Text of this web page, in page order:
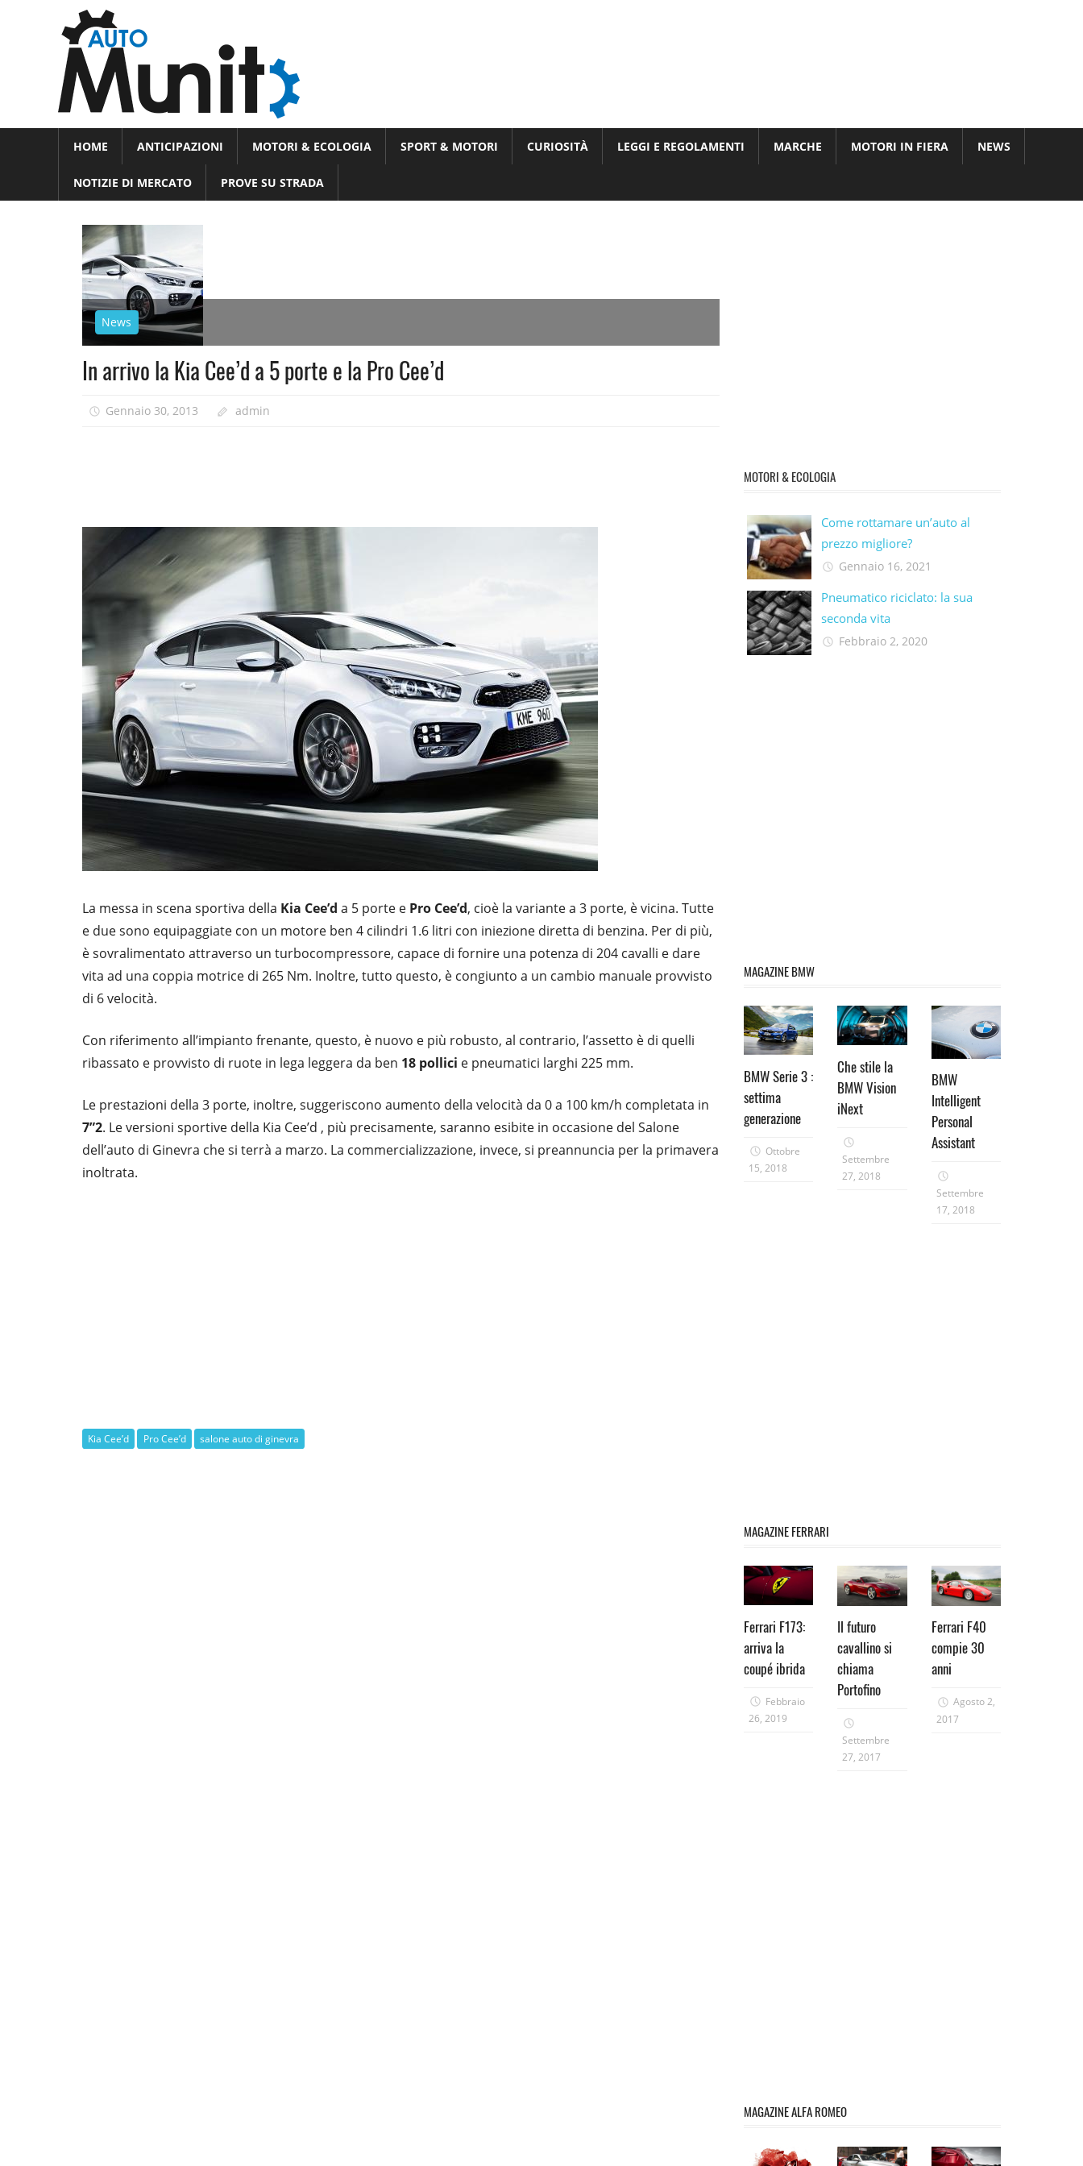
e
motori
Novità
dal
HOME ANTICIPAZIONI MOTORI & ECOLOGIA SPORT & MOTORI CURIOSITÀ LEGGI E REGOLAMENTI MARCHE MOTORI IN FIERA NEWS
NOTIZIE DI MERCATO PROVE SU STRADA
News
In arrivo la Kia Cee’d a 5 porte e la Pro Cee’d
Gennaio 30, 2013 admin
La messa in scena sportiva della Kia Cee’d a 5 porte e Pro Cee’d, cioè la variante a 3 porte, è vicina. Tutte
e due sono equipaggiate con un motore ben 4 cilindri 1.6 litri con iniezione diretta di benzina. Per di più,
è sovralimentato attraverso un turbocompressore, capace di fornire una potenza di 204 cavalli e dare
vita ad una coppia motrice di 265 Nm. Inoltre, tutto questo, è congiunto a un cambio manuale provvisto
di 6 velocità.
Con riferimento all’impianto frenante, questo, è nuovo e più robusto, al contrario, l’assetto è di quelli
ribassato e provvisto di ruote in lega leggera da ben 18 pollici e pneumatici larghi 225 mm.
Le prestazioni della 3 porte, inoltre, suggeriscono aumento della velocità da 0 a 100 km/h completata in
7”2. Le versioni sportive della Kia Cee’d , più precisamente, saranno esibite in occasione del Salone
dell’auto di Ginevra che si terrà a marzo. La commercializzazione, invece, si preannuncia per la primavera
inoltrata.
Kia Cee’d Pro Cee’d salone auto di ginevra
MOTORI & ECOLOGIA
Come rottamare un’auto al
prezzo migliore?
Gennaio 16, 2021
Pneumatico riciclato: la sua
seconda vita​
Febbraio 2, 2020
MAGAZINE BMW
BMW Serie 3 :
settima
generazione
Ottobre
15, 2018
Che stile la
BMW Vision
iNext
Settembre
27, 2018
BMW
Intelligent
Personal
Assistant
Settembre
17, 2018
MAGAZINE FERRARI
Ferrari F173:
arriva la
coupé ibrida
Febbraio
26, 2019
Il futuro
cavallino si
chiama
Portofino
Settembre
27, 2017
Ferrari F40
compie 30
anni
Agosto 2,
2017
MAGAZINE ALFA ROMEO